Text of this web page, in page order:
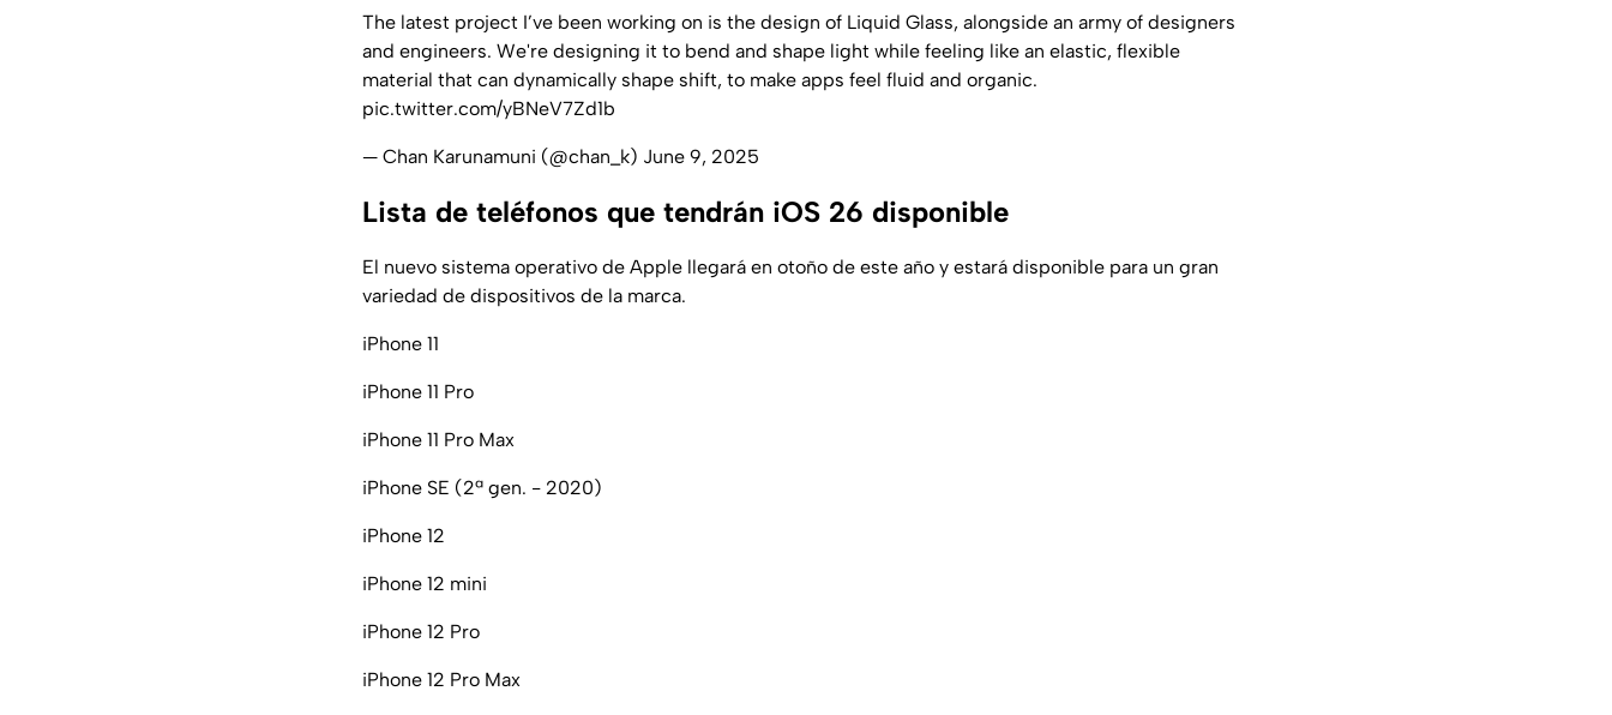
The latest project I’ve been working on is the design of Liquid Glass, alongside an army of designers
and engineers. We're designing it to bend and shape light while feeling like an elastic, flexible
material that can dynamically shape shift, to make apps feel fluid and organic.
pic.twitter.com/yBNeV7Zd1b
— Chan Karunamuni (@chan_k) June 9, 2025
Lista de teléfonos que tendrán iOS 26 disponible
El nuevo sistema operativo de Apple llegará en otoño de este año y estará disponible para un gran
variedad de dispositivos de la marca.
iPhone 11
iPhone 11 Pro
iPhone 11 Pro Max
iPhone SE (2ª gen. - 2020)
iPhone 12
iPhone 12 mini
iPhone 12 Pro
iPhone 12 Pro Max